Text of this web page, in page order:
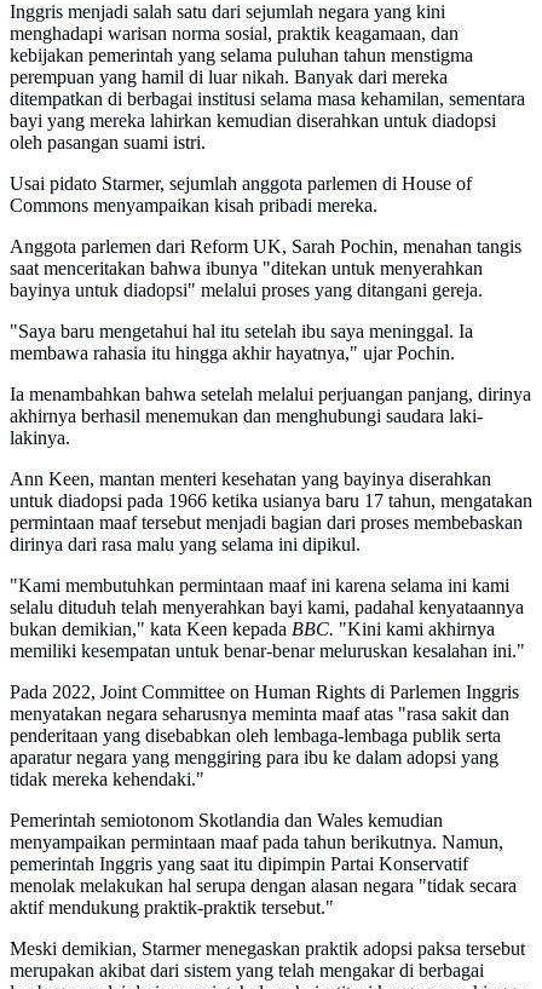
Inggris menjadi salah satu dari sejumlah negara yang kini
menghadapi warisan norma sosial, praktik keagamaan, dan
kebijakan pemerintah yang selama puluhan tahun menstigma
perempuan yang hamil di luar nikah. Banyak dari mereka
ditempatkan di berbagai institusi selama masa kehamilan, sementara
bayi yang mereka lahirkan kemudian diserahkan untuk diadopsi
oleh pasangan suami istri.
Usai pidato Starmer, sejumlah anggota parlemen di House of
Commons menyampaikan kisah pribadi mereka.
Anggota parlemen dari Reform UK, Sarah Pochin, menahan tangis
saat menceritakan bahwa ibunya "ditekan untuk menyerahkan
bayinya untuk diadopsi" melalui proses yang ditangani gereja.
"Saya baru mengetahui hal itu setelah ibu saya meninggal. Ia
membawa rahasia itu hingga akhir hayatnya," ujar Pochin.
Ia menambahkan bahwa setelah melalui perjuangan panjang, dirinya
akhirnya berhasil menemukan dan menghubungi saudara laki-
lakinya.
Ann Keen, mantan menteri kesehatan yang bayinya diserahkan
untuk diadopsi pada 1966 ketika usianya baru 17 tahun, mengatakan
permintaan maaf tersebut menjadi bagian dari proses membebaskan
dirinya dari rasa malu yang selama ini dipikul.
"Kami membutuhkan permintaan maaf ini karena selama ini kami
selalu dituduh telah menyerahkan bayi kami, padahal kenyataannya
bukan demikian," kata Keen kepada BBC. "Kini kami akhirnya
memiliki kesempatan untuk benar-benar meluruskan kesalahan ini."
Pada 2022, Joint Committee on Human Rights di Parlemen Inggris
menyatakan negara seharusnya meminta maaf atas "rasa sakit dan
penderitaan yang disebabkan oleh lembaga-lembaga publik serta
aparatur negara yang menggiring para ibu ke dalam adopsi yang
tidak mereka kehendaki."
Pemerintah semiotonom Skotlandia dan Wales kemudian
menyampaikan permintaan maaf pada tahun berikutnya. Namun,
pemerintah Inggris yang saat itu dipimpin Partai Konservatif
menolak melakukan hal serupa dengan alasan negara "tidak secara
aktif mendukung praktik-praktik tersebut."
Meski demikian, Starmer menegaskan praktik adopsi paksa tersebut
merupakan akibat dari sistem yang telah mengakar di berbagai